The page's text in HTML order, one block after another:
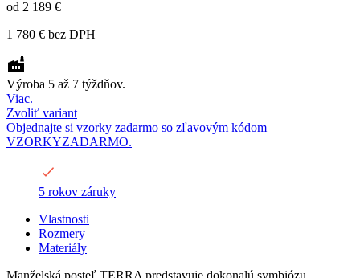
od 2 189 €
1 780 € bez DPH
Výroba 5 až 7 týždňov.
Viac.
Zvoliť variant
Objednajte si vzorky zadarmo so zľavovým kódom
VZORKYZADARMO.
5 rokov záruky
Vlastnosti
Rozmery
Materiály
Manželská posteľ TERRA predstavuje dokonalú symbiózu